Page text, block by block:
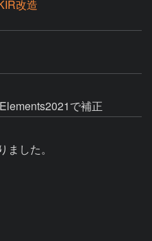
改造
で補正
した。